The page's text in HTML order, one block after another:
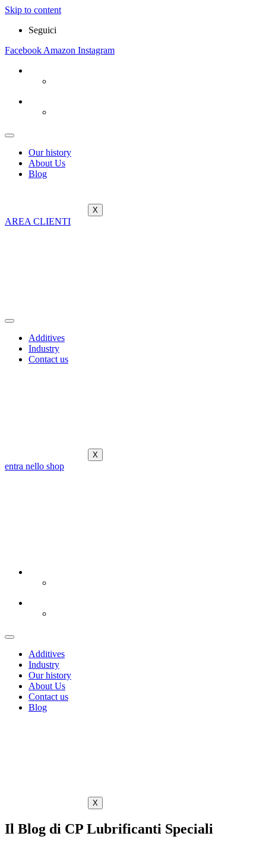
Skip to content
Seguici
Facebook Amazon Instagram
Our history
About Us
Blog
X
AREA CLIENTI
Additives
Industry
Contact us
X
entra nello shop
Additives
Industry
Our history
About Us
Contact us
Blog
X
Il Blog di CP Lubrificanti Speciali